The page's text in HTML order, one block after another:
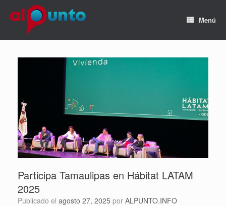
Menú
Participa Tamaulipas en Hábitat LATAM
2025
Publicado el agosto 27, 2025 por ALPUNTO.INFO